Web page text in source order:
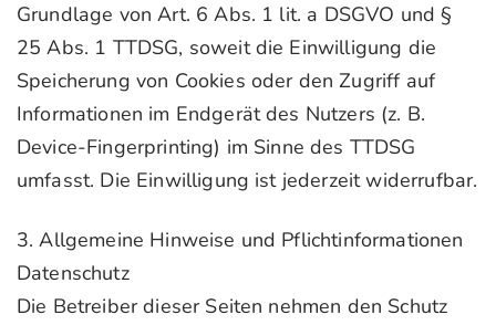
Grundlage von Art. 6 Abs. 1 lit. a DSGVO und §
25 Abs. 1 TTDSG, soweit die Einwilligung die
Speicherung von Cookies oder den Zugriff auf
Informationen im Endgerät des Nutzers (z. B.
Device-Fingerprinting) im Sinne des TTDSG
umfasst. Die Einwilligung ist jederzeit widerrufbar.
3. Allgemeine Hinweise und Pflichtinformationen
Datenschutz
Die Betreiber dieser Seiten nehmen den Schutz